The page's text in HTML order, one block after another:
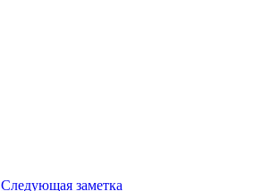
Следующая заметка